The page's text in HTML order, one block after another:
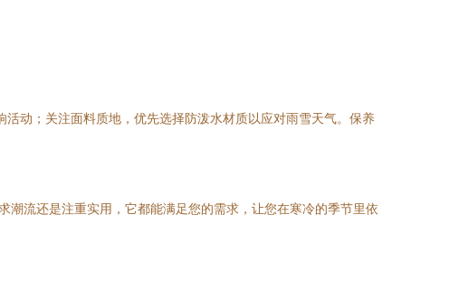
动；关注面料质地，优先选择防泼水材质以应对雨雪天气。保养
流还是注重实用，它都能满足您的需求，让您在寒冷的季节里依